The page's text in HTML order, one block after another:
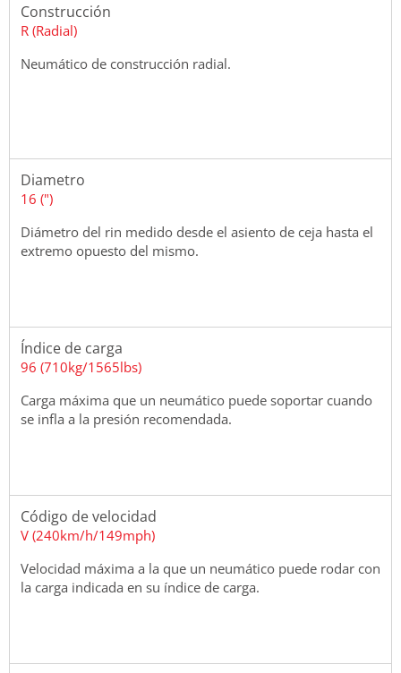
Construcción
R (Radial)
Neumático de construcción radial.
Diametro
16 (")
Diámetro del rin medido desde el asiento de ceja hasta el
extremo opuesto del mismo.
Índice de carga
96 (710kg/1565lbs)
Carga máxima que un neumático puede soportar cuando
se infla a la presión recomendada.
Código de velocidad
V (240km/h/149mph)
Velocidad máxima a la que un neumático puede rodar con
la carga indicada en su índice de carga.